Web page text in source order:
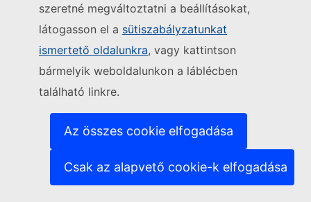
szeretné megváltoztatni a beállításokat,
látogasson el a sütiszabályzatunkat
ismertető oldalunkra, vagy kattintson
bármelyik weboldalunkon a láblécben
található linkre.
Az összes cookie elfogadása
Csak az alapvető cookie-k elfogadása